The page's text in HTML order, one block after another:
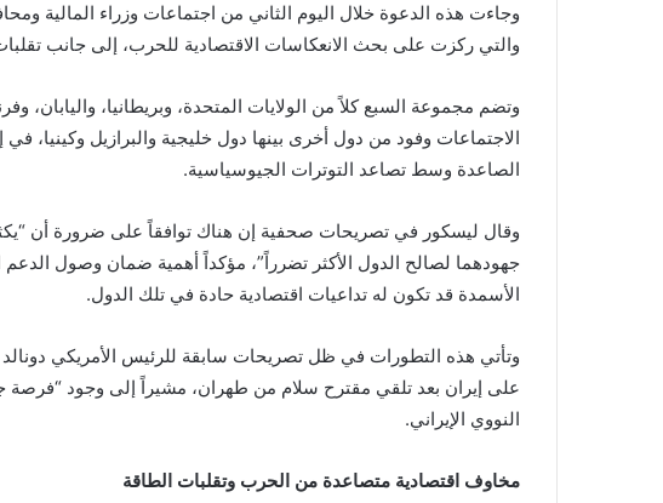
وجاءت هذه الدعوة خلال اليوم الثاني من اجتماعات وزراء المالية
والتي ركزت على بحث الانعكاسات الاقتصادية للحرب، إلى جانب
وتضم مجموعة السبع كلاً من الولايات المتحدة، وبريطانيا، واليابان،
الاجتماعات وفود من دول أخرى بينها دول خليجية والبرازيل وكينيا،
الصاعدة وسط تصاعد التوترات الجيوسياسية.
وقال ليسكور في تصريحات صحفية إن هناك توافقاً على ضرورة أن
جهودهما لصالح الدول الأكثر تضرراً”، مؤكداً أهمية ضمان وصول
الأسمدة قد تكون له تداعيات اقتصادية حادة في تلك الدول.
وتأتي هذه التطورات في ظل تصريحات سابقة للرئيس الأمريكي
على إيران بعد تلقي مقترح سلام من طهران، مشيراً إلى وجود “فرصة
النووي الإيراني.
مخاوف اقتصادية متصاعدة من الحرب وتقلبات الطاقة